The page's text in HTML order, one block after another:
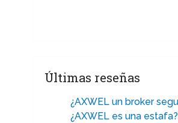
Últimas reseñas
¿AXWEL un broker
¿AXWEL es una